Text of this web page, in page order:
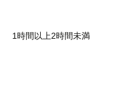
1時間以上2時間未満